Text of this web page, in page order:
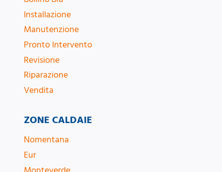
Installazione
Manutenzione
Pronto Intervento
Revisione
Riparazione
Vendita
ZONE CALDAIE
Nomentana
Eur